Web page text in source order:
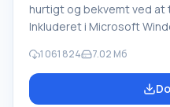
hurtigt og bekvemt ved
Inkluderet i Microsoft
Live-softwarepakke fra
Movie Maker: Optag
(videokameraer,
1 061 824 7.02 Мб